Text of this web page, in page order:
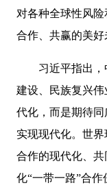
对各种全球性风险
合作、共赢的美好
习近平指出，
建设、民族复兴
代化，而是期待
实现现代化。世
合作的现代化、
化“一带一路”合